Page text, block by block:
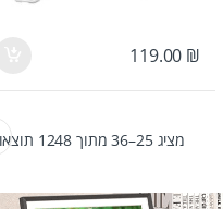
119.00 ₪
מציג 25–36 מתוך 1248 תוצאות